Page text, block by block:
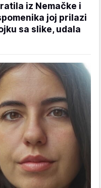
iz Nemačke i
joj prilazi
sa slike, udala